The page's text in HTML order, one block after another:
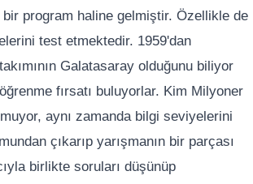
program haline gelmiştir. Özellikle de
test etmektedir. 1959'dan
Galatasaray olduğunu biliyor
fırsatı buluyorlar. Kim Milyoner
aynı zamanda bilgi seviyelerini
çıkarıp yarışmanın bir parçası
birlikte soruları düşünüp